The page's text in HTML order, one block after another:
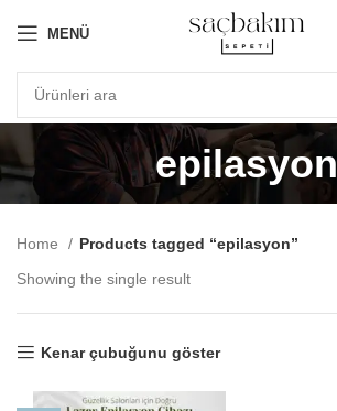
MENÜ
epilasyon
Home
Products tagged “epilasyon”
Showing the single result
Kenar çubuğunu göster